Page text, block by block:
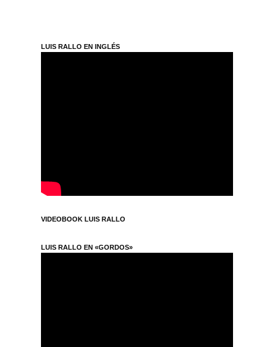
LUIS RALLO EN INGLÉS
VIDEOBOOK LUIS RALLO
LUIS RALLO EN «GORDOS»